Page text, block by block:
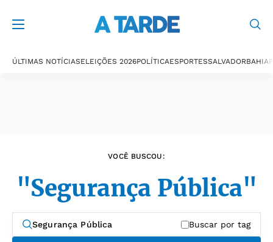
ÚLTIMAS NOTÍCIASELEIÇÕES 2026POLÍTICAESPORTESSALVADORBAHIA
VOCÊ BUSCOU:
"Segurança Pública"
Buscar por tag